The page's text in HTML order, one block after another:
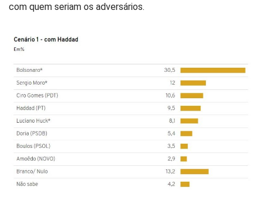
com quem seriam os adversários.